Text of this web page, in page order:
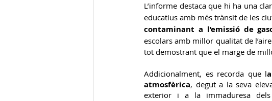
L’informe destaca que hi ha una
educatius amb més trànsit de les
contaminant a l’emissió de
escolars amb millor qualitat de
tot demostrant que el marge de
Addicionalment, es recorda que l
atmosfèrica, degut a la seva
exterior i a la immaduresa